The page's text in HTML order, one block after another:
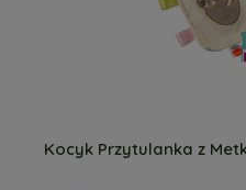
Kocyk Przytulanka z